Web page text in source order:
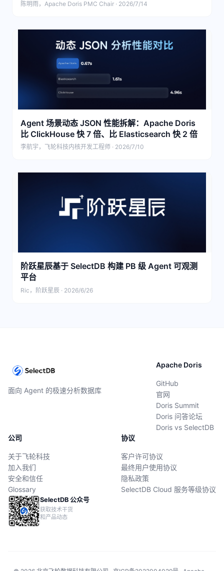
陈明雨，Apache Doris PMC Chair · 2026/7/14
Agent 场景动态 JSON 性能拆解：Apache Doris
比 ClickHouse 快 7 倍、比 Elasticsearch 快 2 倍
李航宇，飞轮科技内核开发工程师 · 2026/7/10
阶跃星辰基于 SelectDB 构建 PB 级 Agent 可观测
平台
Ric，阶跃星辰 · 2026/6/26
面向 Agent 的极速分析数据库
Apache Doris
GitHub
官网
Doris Summit
Doris 问答论坛
Doris vs SelectDB
公司
关于飞轮科技
加入我们
安全和信任
Glossary
协议
客户许可协议
最终用户使用协议
隐私政策
SelectDB Cloud 服务等级协议
SelectDB 公众号
获取技术干货
和产品动态